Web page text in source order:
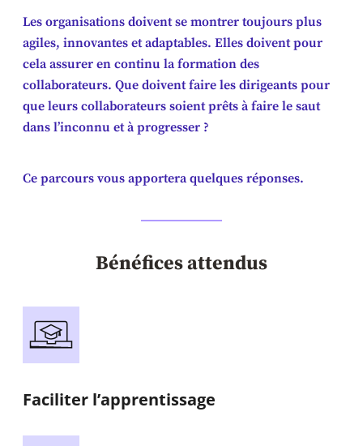
Les organisations doivent se montrer toujours plus
agiles, innovantes et adaptables. Elles doivent pour
cela assurer en continu la formation des
collaborateurs. Que doivent faire les dirigeants pour
que leurs collaborateurs soient prêts à faire le saut
dans l’inconnu et à progresser ?
Ce parcours vous apportera quelques réponses.
Bénéfices attendus
Faciliter l’apprentissage